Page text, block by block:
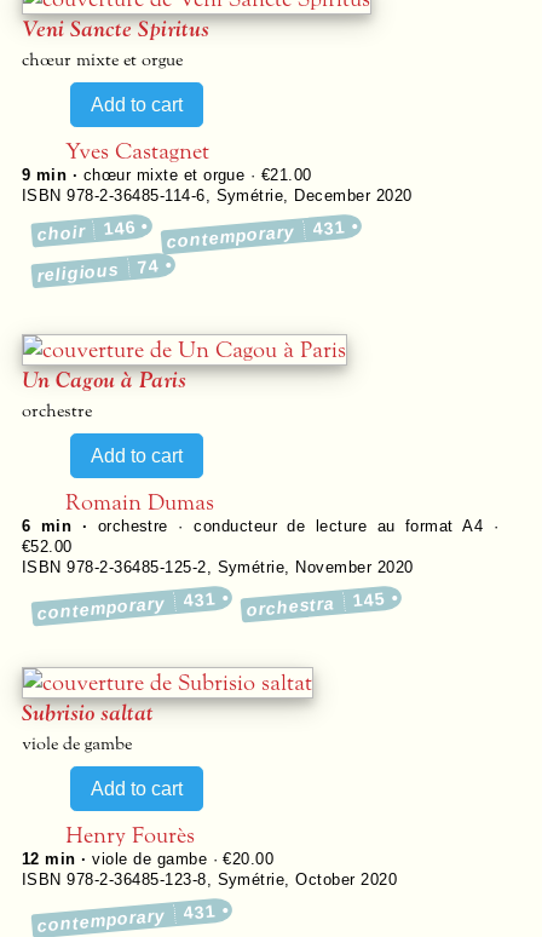
Veni Sancte Spiritus
chœur mixte et orgue
Yves Castagnet
9 min · chœur mixte et orgue · €21.00
ISBN 978-2-36485-114-6, Symétrie, December 2020
choir 146 contemporary 431
religious 74
Un Cagou à Paris
orchestre
Romain Dumas
6 min · orchestre · conducteur de lecture au format A4 ·
€52.00
ISBN 978-2-36485-125-2, Symétrie, November 2020
contemporary 431 orchestra 145
Subrisio saltat
viole de gambe
Henry Fourès
12 min ·viole de gambe · €20.00
ISBN 978-2-36485-123-8, Symétrie,October 2020
contemporary 431